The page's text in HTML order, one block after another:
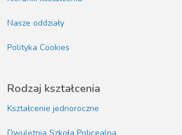
Nasze oddziały
Polityka Cookies
Rodzaj kształcenia
Kształcenie jednoroczne